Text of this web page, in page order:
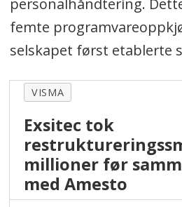
personalhåndtering.
femte
selskapet først etablerte
VISMA
Exsitec tok
millioner før
med Amesto